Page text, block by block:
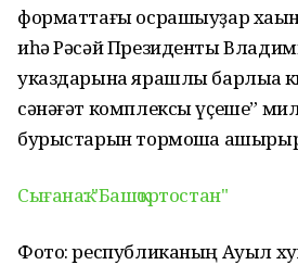
форматтағы осрашыуҙар
иһә Рәсәй Президенты
указдарына ярашлы барлыҡҡа
сәнәғәт комплексы үҫеше”
бурыстарын тормошҡа
Сығанаҡ: "Башҡортостан"
Фото: республиканың Ауыл